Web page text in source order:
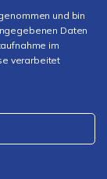
und bin
Daten
im
verarbeitet